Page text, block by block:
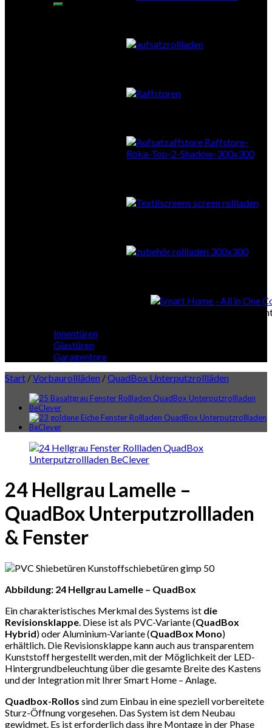
Smart Home - All in One
Innentüren
Glastüren
Garagentore
Start /Vorbaurollläden /QuadBox Unterputzrollläden
24 Hellgrau Lamelle –
QuadBox Unterputzrollladen
& Fenster
Abbildung: 24 Hellgrau Lamelle – QuadBox
Ein charakteristisches Merkmal des Systems ist die
Revisionsklappe . Diese ist als PVC-Variante (QuadBox
Hybrid) oder Aluminium-Variante (QuadBox Mono)
erhältlich. Die Revisionsklappe kann auch aus transparentem
Kunststoff hergestellt werden, mit der Möglichkeit der LED-
Hintergrundbeleuchtung über die gesamte Breite des Kastens
und der Integration mit Ihrer Smart Home – Anlage.
Quadbox-Rollos sind zum Einbau in eine speziell vorbereitete
Sturz-Öffnung vorgesehen. Das System ist dem Neubau
gewidmet. Es ist erforderlich dass ihre Montage in der Phase